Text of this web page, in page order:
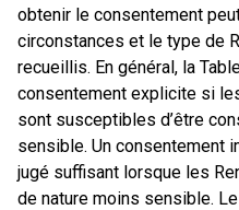
obtenir le consentement
circonstances et le type de
recueillis. En général, la
consentement explicite si
sont susceptibles d’être
sensible. Un consentement
jugé suffisant lorsque les
de nature moins sensible.